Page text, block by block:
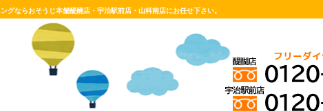
ならおそうじ本舗醍醐店・宇治駅前店・山科南店にお任せ下さい。